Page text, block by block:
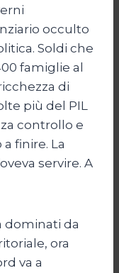
occulto
Soldi che
famiglie al
di
più del PIL
controllo e
finire. La
servire. A
dominati da
ora
va a